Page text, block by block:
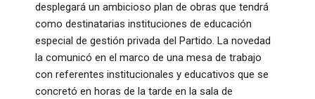
desplegará un ambicioso plan de obras que tendrá
como destinatarias instituciones de educación
especial de gestión privada del Partido. La novedad
la comunicó en el marco de una mesa de trabajo
con referentes institucionales y educativos que se
concretó en horas de la tarde en la sala de